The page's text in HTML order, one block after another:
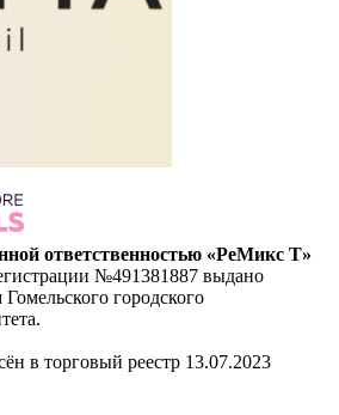
ответственностью «РеМикс Т»
№491381887 выдано
городского
в торговый реестр 13.07.2023